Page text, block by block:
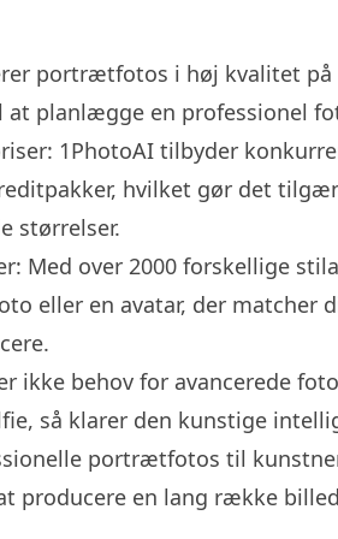
portrætfotos i høj kvalitet på
planlægge en professionel
1PhotoAI tilbyder
hvilket gør det
størrelser.
Med over 2000 forskellige
eller en avatar, der matcher
ikke behov for avancerede
så klarer den kunstige
portrætfotos til
producere en lang række